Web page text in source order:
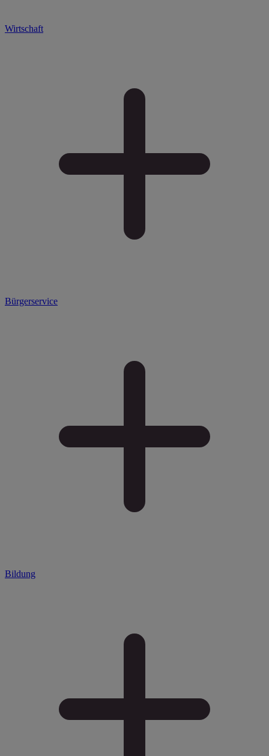
Wirtschaft
Bürgerservice
Bildung